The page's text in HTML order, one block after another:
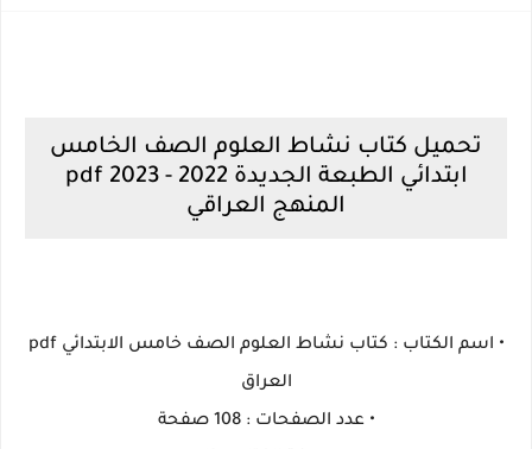
تحميل كتاب نشاط العلوم الصف الخامس
ابتدائي الطبعة الجديدة 2022 - 2023 pdf
المنهج العراقي
• اسم الكتاب : كتاب نشاط العلوم الصف خامس الابتدائي pdf
العراق
• عدد الصفحات : 108 صفحة